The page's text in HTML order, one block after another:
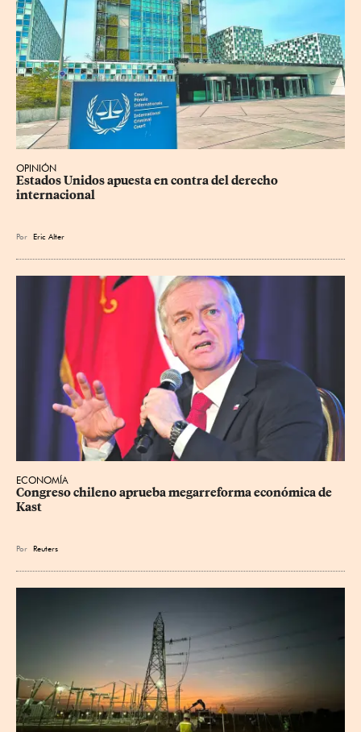
OPINIÓN
Estados Unidos apuesta en contra del derecho
internacional
Por Eric Alter
ECONOMÍA
Congreso chileno aprueba megarreforma económica de
Kast
Por Reuters